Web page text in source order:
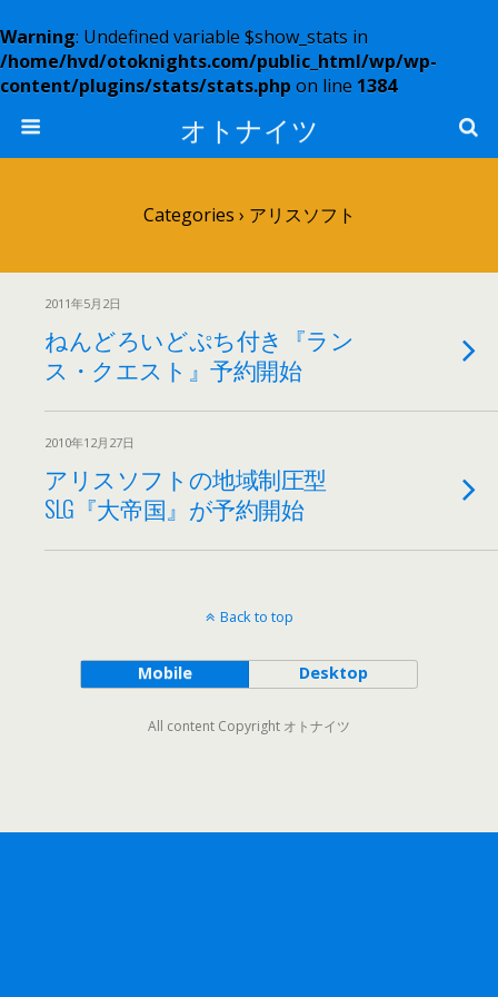
Warning: Undefined variable $show_stats in
/home/hvd/otoknights.com/public_html/wp/wp-
content/plugins/stats/stats.php on line 1384
オトナイツ
Categories › アリスソフト
2011年5月2日
ねんどろいどぷち付き『ラン
ス・クエスト』予約開始
2010年12月27日
アリスソフトの地域制圧型
SLG『大帝国』が予約開始
Back to top
Mobile Desktop
All content Copyright オトナイツ